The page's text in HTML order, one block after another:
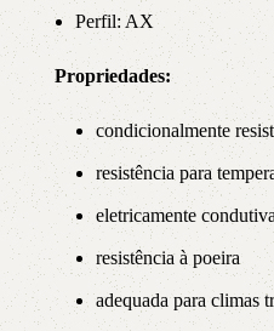
Perfil: AX
Propriedades:
condicionalmente
resistência para
eletricamente
resistência à poeira
adequada para climas